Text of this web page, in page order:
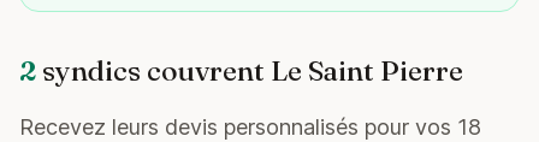
2 syndics couvrent Le Saint Pierre
Recevez leurs devis personnalisés pour vos 18